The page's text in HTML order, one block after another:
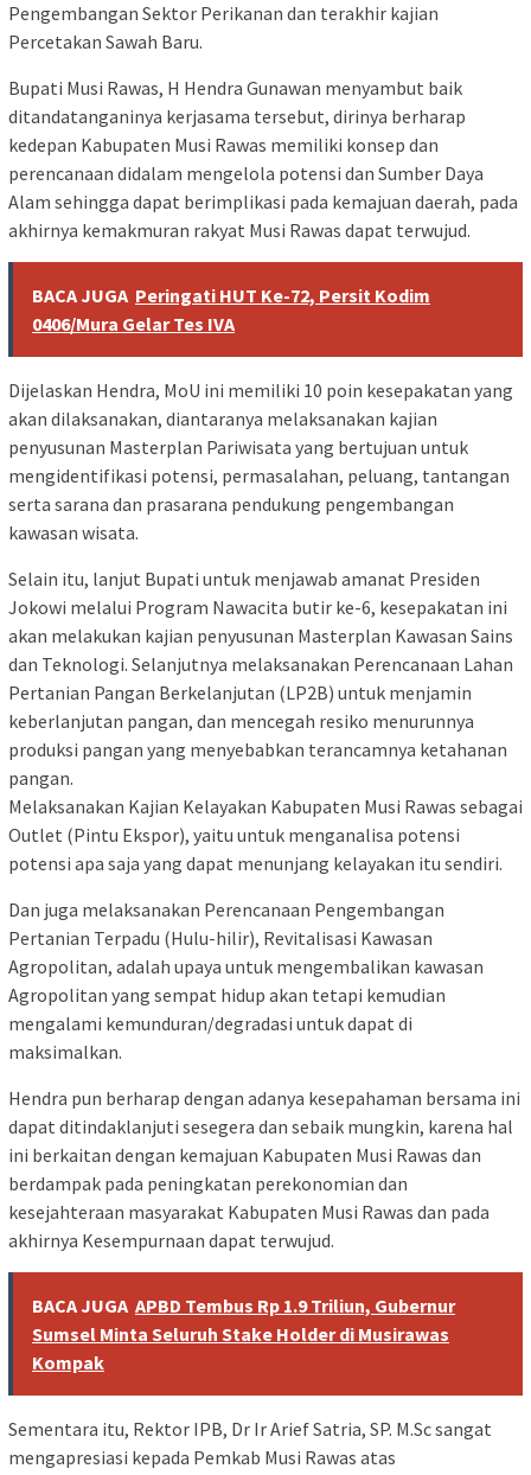
Pengembangan Sektor Perikanan dan terakhir kajian
Percetakan Sawah Baru.
Bupati Musi Rawas, H Hendra Gunawan menyambut baik
ditandatanganinya kerjasama tersebut, dirinya berharap
kedepan Kabupaten Musi Rawas memiliki konsep dan
perencanaan didalam mengelola potensi dan Sumber Daya
Alam sehingga dapat berimplikasi pada kemajuan daerah, pada
akhirnya kemakmuran rakyat Musi Rawas dapat terwujud.
BACA JUGA Peringati HUT Ke-72, Persit Kodim
0406/Mura Gelar Tes IVA
Dijelaskan Hendra, MoU ini memiliki 10 poin kesepakatan yang
akan dilaksanakan, diantaranya melaksanakan kajian
penyusunan Masterplan Pariwisata yang bertujuan untuk
mengidentifikasi potensi, permasalahan, peluang, tantangan
serta sarana dan prasarana pendukung pengembangan
kawasan wisata.
Selain itu, lanjut Bupati untuk menjawab amanat Presiden
Jokowi melalui Program Nawacita butir ke-6, kesepakatan ini
akan melakukan kajian penyusunan Masterplan Kawasan Sains
dan Teknologi. Selanjutnya melaksanakan Perencanaan Lahan
Pertanian Pangan Berkelanjutan (LP2B) untuk menjamin
keberlanjutan pangan, dan mencegah resiko menurunnya
produksi pangan yang menyebabkan terancamnya ketahanan
pangan.
Melaksanakan Kajian Kelayakan Kabupaten Musi Rawas sebagai
Outlet (Pintu Ekspor), yaitu untuk menganalisa potensi
potensi apa saja yang dapat menunjang kelayakan itu sendiri.
Dan juga melaksanakan Perencanaan Pengembangan
Pertanian Terpadu (Hulu-hilir), Revitalisasi Kawasan
Agropolitan, adalah upaya untuk mengembalikan kawasan
Agropolitan yang sempat hidup akan tetapi kemudian
mengalami kemunduran/degradasi untuk dapat di
maksimalkan.
Hendra pun berharap dengan adanya kesepahaman bersama ini
dapat ditindaklanjuti sesegera dan sebaik mungkin, karena hal
ini berkaitan dengan kemajuan Kabupaten Musi Rawas dan
berdampak pada peningkatan perekonomian dan
kesejahteraan masyarakat Kabupaten Musi Rawas dan pada
akhirnya Kesempurnaan dapat terwujud.
BACA JUGA APBD Tembus Rp 1.9 Triliun, Gubernur
Sumsel Minta Seluruh Stake Holder di Musirawas
Kompak
Sementara itu, Rektor IPB, Dr Ir Arief Satria, SP. M.Sc sangat
mengapresiasi kepada Pemkab Musi Rawas atas